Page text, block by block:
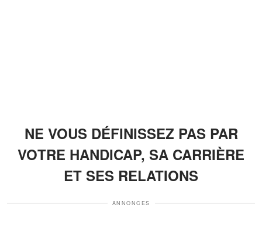
NE VOUS DÉFINISSEZ PAS PAR
VOTRE HANDICAP, SA CARRIÈRE
ET SES RELATIONS
ANNONCES